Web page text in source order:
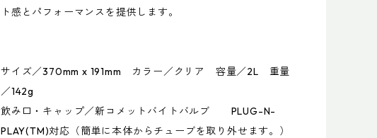
ト感とパフォーマンスを提供します。
サイズ／370mm x 191mm カラー／クリア 容量／2L 重量
／142g
飲み口・キャップ／新コメットバイトバルブ PLUG-N-
PLAY(TM)対応（簡単に本体からチューブを取り外せます。）